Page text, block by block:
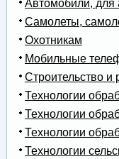
Автомобили, для
Самолеты,
Охотникам
Мобильные
Строительство и
Технологии
Технологии
Технологии
Технологии